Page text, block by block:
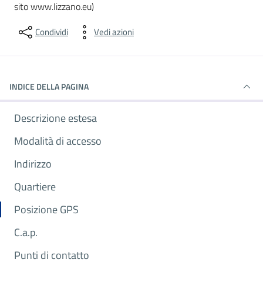
sito www.lizzano.eu)
Condividi Vedi azioni
INDICE DELLA PAGINA
Descrizione estesa
Modalità di accesso
Indirizzo
Quartiere
Posizione GPS
C.a.p.
Punti di contatto